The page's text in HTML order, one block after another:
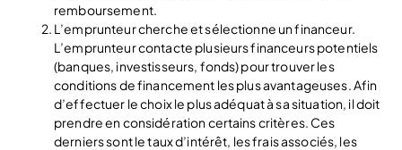
remboursement.
L’emprunteur cherche et sélectionne un financeur.
L’emprunteur contacte plusieurs financeurs potentiels
(banques, investisseurs, fonds) pour trouver les
conditions de financement les plus avantageuses. Afin
d’effectuer le choix le plus adéquat à sa situation, il doit
prendre en considération certains critères. Ces
derniers sont le taux d’intérêt, les frais associés, les